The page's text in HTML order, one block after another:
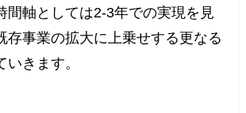
間軸としては2-3年での実現を見
存事業の拡大に上乗せする更なる
きます。